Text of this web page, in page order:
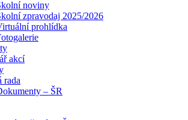
noviny
zpravodaj 2025/2026
prohlídka
akcí
rada
– ŠR